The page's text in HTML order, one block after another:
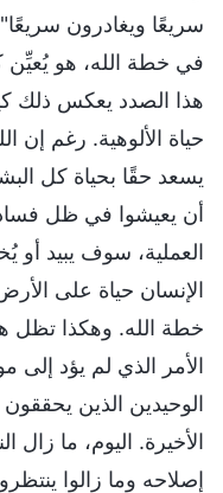
سريعًا ويغادرون
في خطة الله، هو
هذا الصدد يعكس ذلك
حياة الألوهية. رغم إن
يسعد حقًا بحياة كل
أن يعيشوا في ظل فساد
العملية، سوف يبيد أو
الإنسان حياة على
خطة الله. وهكذا تظل
الأمر الذي لم يؤد
الوحيدين الذين
الأخيرة. اليوم، ما
إصلاحه وما زالوا